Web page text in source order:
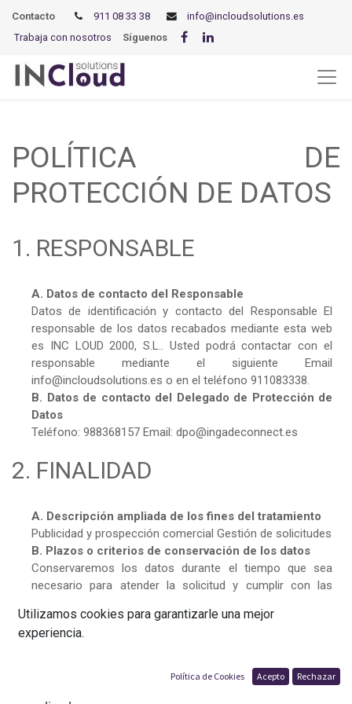
Contacto 911 08 33 38
info@incloudsolutions.es
Trabaja con nosotros
Síguenos
POLÍTICA DE
PROTECCIÓN DE DATOS
1. RESPONSABLE
A. Datos de contacto del Responsable
Datos de identificación y contacto del Responsable El
responsable de los datos recabados mediante esta web
es INC LOUD 2000, S.L.. Usted podrá contactar con el
responsable mediante el siguiente Email
info@incloudsolutions.es o en el teléfono 911083338.
B. Datos de contacto del Delegado de Protección de
Datos
Teléfono: 988368157 Email: dpo@ingadeconnect.es
2. FINALIDAD
A. Descripción ampliada de los fines del tratamiento
Publicidad y prospección comercial Gestión de solicitudes
B. Plazos o criterios de conservación de los datos
Conservaremos los datos durante el tiempo que sea
necesario para atender la solicitud y cumplir con las
facilitado serán conservados mientras sean necesarios
para las finalidades indicadas en el punto 2.A., o también
C. Decisiones automatizadas, perfiles y lógica
Utilizamos cookies para garantizarle una mejor
experiencia.
Política de Cookies Acepto Rechazar